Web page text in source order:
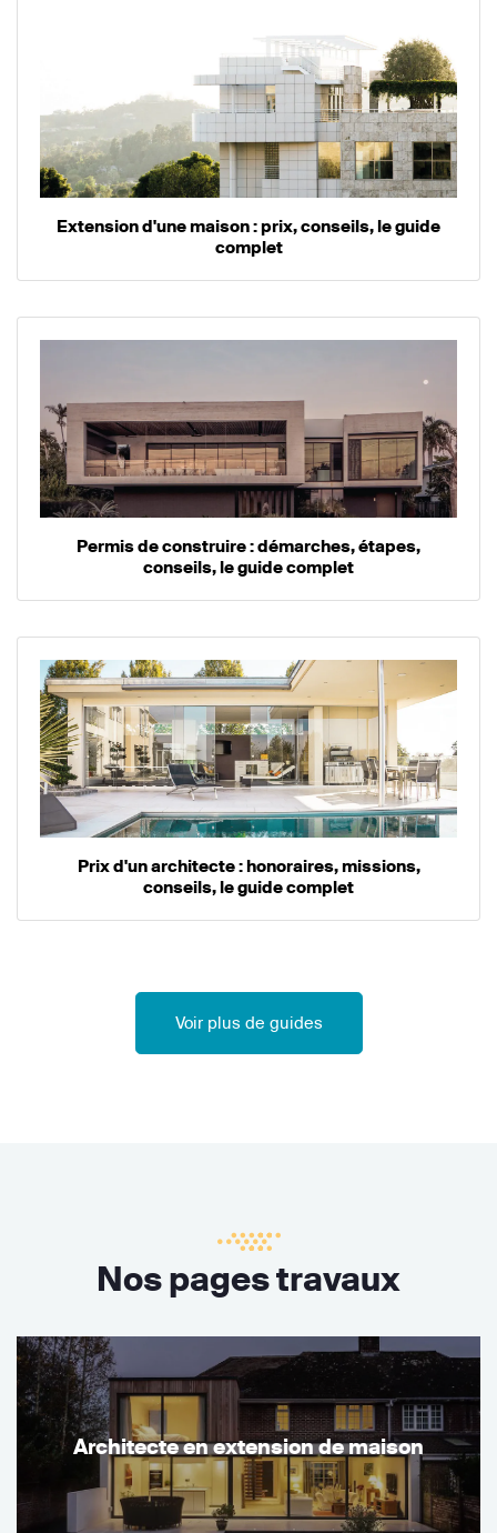
Extension d'une maison : prix, conseils, le guide
complet
Permis de construire : démarches, étapes,
conseils, le guide complet
Prix d'un architecte : honoraires, missions,
conseils, le guide complet
Voir plus de guides
Nos pages travaux
Architecte en extension de maison